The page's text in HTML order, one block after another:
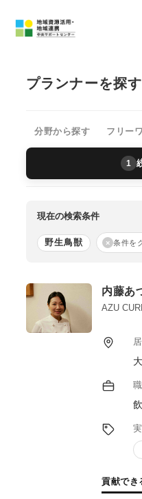
プランナーを探す
分野から探す フリー
1
現在の検索条件
野生鳥獣 × 条件を
内藤あ
AZU
貢献でき